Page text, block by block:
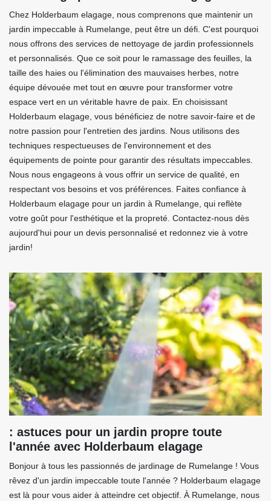
Chez Holderbaum elagage, nous comprenons que maintenir un
jardin impeccable à Rumelange, peut être un défi. C'est pourquoi
nous offrons des services de nettoyage de jardin professionnels
et personnalisés. Que ce soit pour le ramassage des feuilles, la
taille des haies ou l'élimination des mauvaises herbes, notre
équipe dévouée met tout en œuvre pour transformer votre
espace vert en un véritable havre de paix. En choisissant
Holderbaum elagage, vous bénéficiez de notre savoir-faire et de
notre passion pour l'entretien des jardins. Nous utilisons des
techniques respectueuses de l'environnement et des
équipements de pointe pour garantir des résultats impeccables.
Nous nous engageons à vous offrir un service de qualité, en
respectant vos besoins et vos préférences. Faites confiance à
Holderbaum elagage pour un jardin à Rumelange, qui reflète
votre goût pour l'esthétique et la propreté. Contactez-nous dès
aujourd'hui pour un devis personnalisé et redonnez vie à votre
jardin!
: astuces pour un jardin propre toute
l'année avec Holderbaum elagage
Bonjour à tous les passionnés de jardinage de Rumelange ! Vous
rêvez d'un jardin impeccable toute l'année ? Holderbaum elagage
est là pour vous aider à atteindre cet objectif. À Rumelange, nous